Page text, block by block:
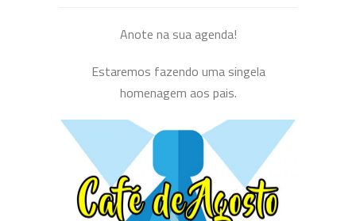
Anote na sua agenda!
Estaremos fazendo uma singela
homenagem aos pais.